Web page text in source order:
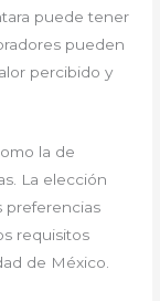
puede tener
pueden
percibido y
la de
La elección
preferencias
requisitos
de México.